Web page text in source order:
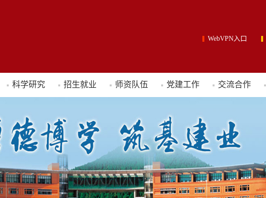
WebVPN入口
科学研究 招生就业 师资队伍 党建工作 交流合作